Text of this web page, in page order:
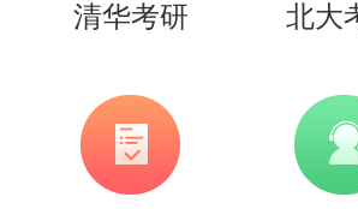
《医学成像系统》
清华考研 北大